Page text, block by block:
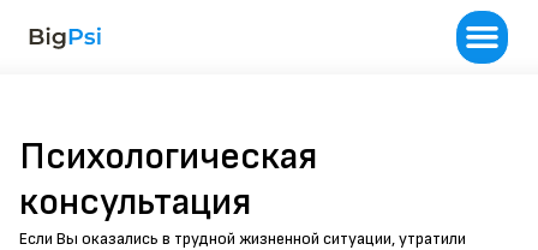
Психологическая
консультация
Если Вы оказались в трудной жизненной ситуации, утратили